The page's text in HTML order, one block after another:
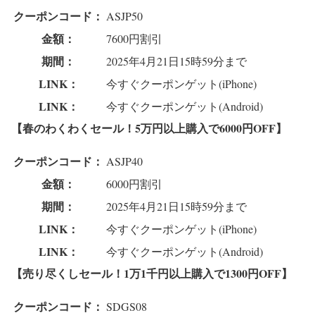
クーポンコード： ASJP50
金額： 7600円割引
期間： 2025年4月21日15時59分まで
LINK： 今すぐクーポンゲット(iPhone)
LINK： 今すぐクーポンゲット(Android)
【春のわくわくセール！5万円以上購入で6000円OFF】
クーポンコード： ASJP40
金額： 6000円割引
期間： 2025年4月21日15時59分まで
LINK： 今すぐクーポンゲット(iPhone)
LINK： 今すぐクーポンゲット(Android)
【売り尽くしセール！1万1千円以上購入で1300円OFF】
クーポンコード： SDGS08